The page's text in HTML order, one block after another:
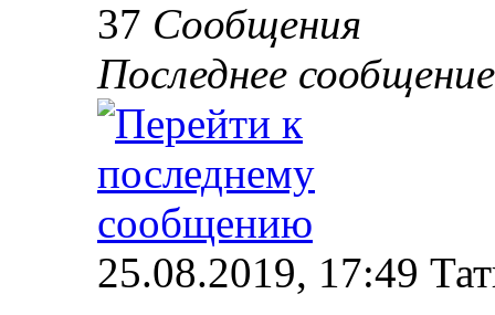
37 Сообщения
Последнее сообщение
25.08.2019, 17:49